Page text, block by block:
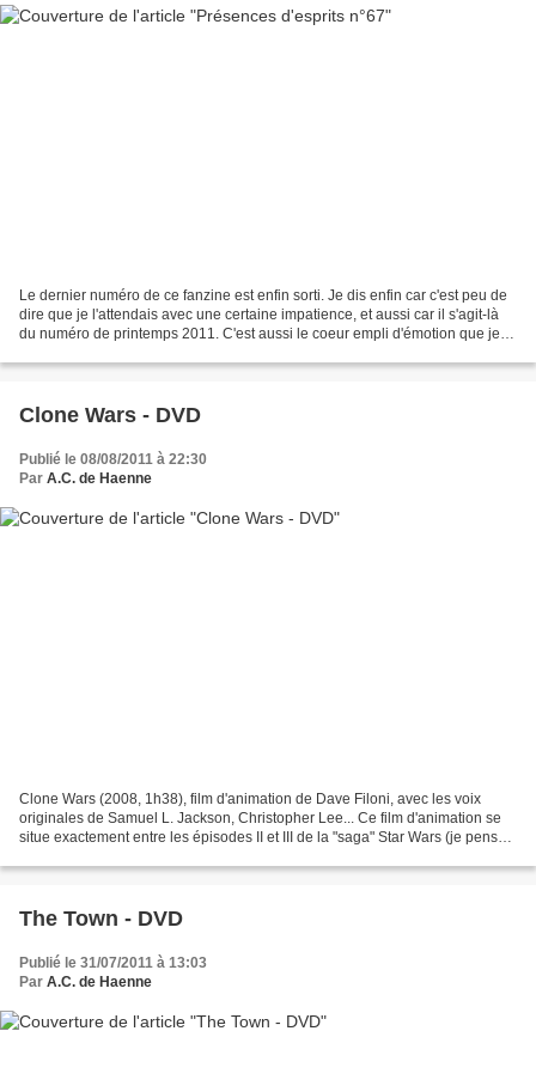
Le dernier numéro de ce fanzine est enfin sorti. Je dis enfin car c'est peu de
dire que je l'attendais avec une certaine impatience, et aussi car il s'agit-là
du numéro de printemps 2011. C'est aussi le coeur empli d'émotion que je
Clone Wars - DVD
Publié le 08/08/2011 à 22:30
Par A.C. de Haenne
Clone Wars (2008, 1h38), film d'animation de Dave Filoni, avec les voix
originales de Samuel L. Jackson, Christopher Lee... Ce film d'animation se
situe exactement entre les épisodes II et III de la "saga" Star Wars (je pense
The Town - DVD
Publié le 31/07/2011 à 13:03
Par A.C. de Haenne